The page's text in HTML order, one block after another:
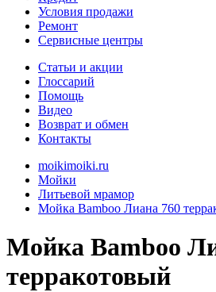
Условия продажи
Ремонт
Сервисные центры
Статьи и акции
Глоссарий
Помощь
Видео
Возврат и обмен
Контакты
moikimoiki.ru
Мойки
Литьевой мрамор
Мойка Bamboo Лиана 760
Мойка Bamboo
терракотовый